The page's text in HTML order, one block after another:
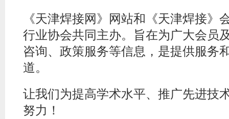
《天津焊接网》网站和《天津焊接》
行业协会共同主办。旨在为广大会员
咨询、政策服务等信息，是提供服务
道。
让我们为提高学术水平、推广先进技
努力！